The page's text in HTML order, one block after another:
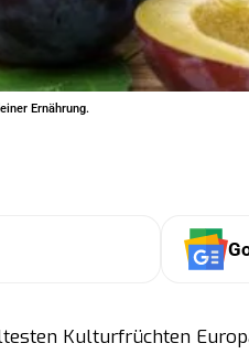
Ernährung.
Kulturfrüchten